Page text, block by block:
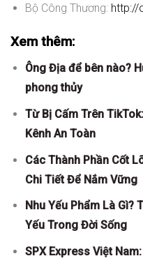
Bộ Công Thương: http://
Xem thêm:
Ông Địa để bên nào?
phong thủy
Từ Bị Cấm Trên
Kênh An Toàn
Các Thành Phần Cốt
Chi Tiết Để Nắm Vững
Nhu Yếu Phẩm Là Gì?
Yếu Trong Đời Sống
SPX Express Việt